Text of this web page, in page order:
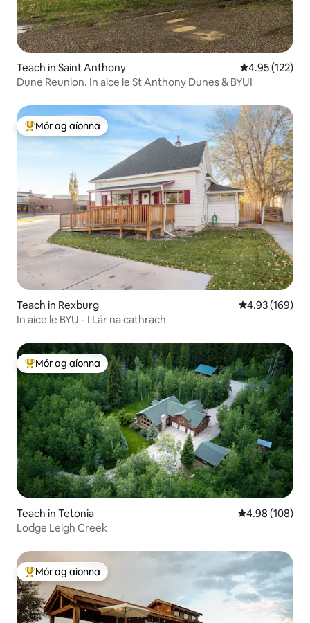
Teach in Saint Anthony Meánrátáil
4.95 (122)
Dune Reunion. In aice le St Anthony Dunes & BYUI
An-mhór ag aíonna
Mór ag aíonna
Teach in Rexburg Meánrátáil
4.93 (169)
In aice le BYU - I Lár na cathrach
An-mhór ag aíonna
Mór ag aíonna
Teach in Tetonia Meánrátáil
4.98 (108)
Lodge Leigh Creek
An-mhór ag aíonna
Mór ag aíonna